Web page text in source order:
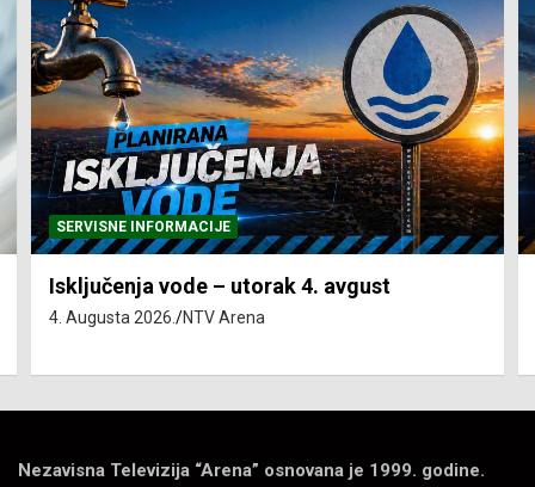
SERVISNE INFORMACIJE
Isključenja vode – utorak 4. avgust
4. Augusta 2026. NTV Arena
Nezavisna Televizija “Arena” osnovana je 1999. godine.